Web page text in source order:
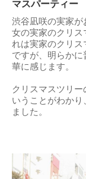
マスパーティー
渋谷凪咲の実家
女の実家のクリス
れは実家のクリ
ですが、明らか
華に感じます。
クリスマスツリ
いうことがわか
ました。